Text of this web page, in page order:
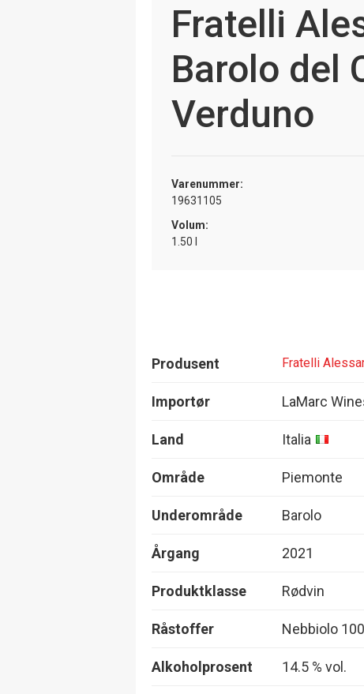
Fratelli
Barolo del
Verduno
Varenummer:
19631105
Volum:
1.50 l
Produsent Fratelli
Importør LaMarc
Land Italia
Område Piemonte
Underområde Barolo
Årgang 2021
Produktklasse Rødvin
Råstoffer Nebbiolo
Alkoholprosent 14.5 % vol.